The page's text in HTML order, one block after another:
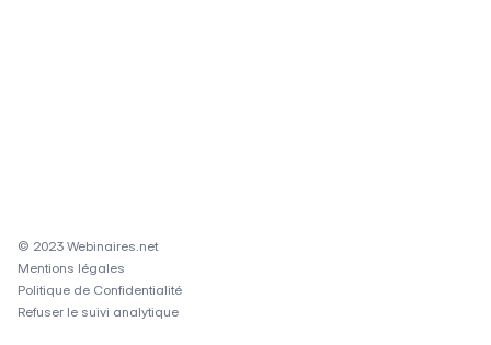
© 2023 Webinaires.net
Mentions légales
Politique de Confidentialité
Refuser le suivi analytique